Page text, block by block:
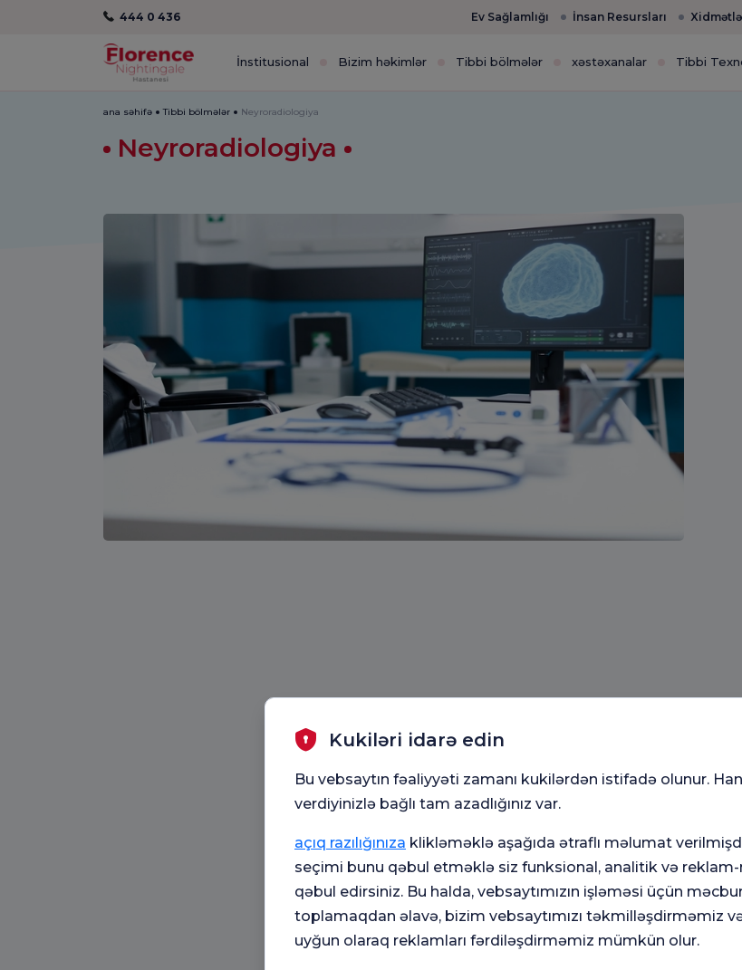
444 0 436 Ev Sağlamlığı İnsan Resursları
İnstitusional Bizim həkimlər Tibbi bölmələr xəstəxanalar Tibbi
ana səhifə Tibbi bölmələr Neyroradiologiya
Neyroradiologiya
Kukiləri idarə edin
Bu vebsaytın fəaliyyəti zamanı kukilərdən istifadə olunur.
verdiyinizlə bağlı tam azadlığınız var.
açıq razılığınıza klikləməklə aşağıda ətraflı məlumat
seçimi bunu qəbul etməklə siz funksional, analitik və
qəbul edirsiniz. Bu halda, vebsaytımızın işləməsi üçün
toplamaqdan əlavə, bizim vebsaytımızı təkmilləşdirməmiz
uyğun olaraq reklamları fərdiləşdirməmiz mümkün olur.